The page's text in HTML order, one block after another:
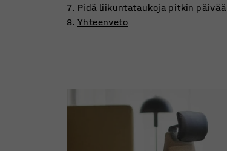
Pidä liikuntataukoja pitkin päivää
Yhteenveto